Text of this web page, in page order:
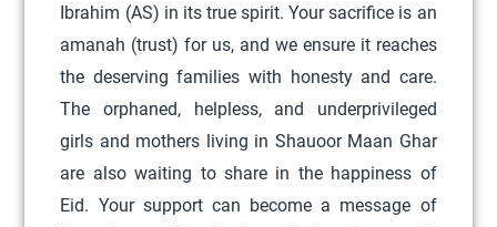
i
p
l
e
v
a
r
Ibrahim (AS) in its true spirit. Your sacrifice is an
amanah (trust) for us, and we ensure it reaches
the deserving families with honesty and care.
The orphaned, helpless, and underprivileged
girls and mothers living in Shauoor Maan Ghar
are also waiting to share in the happiness of
Eid. Your support can become a message of